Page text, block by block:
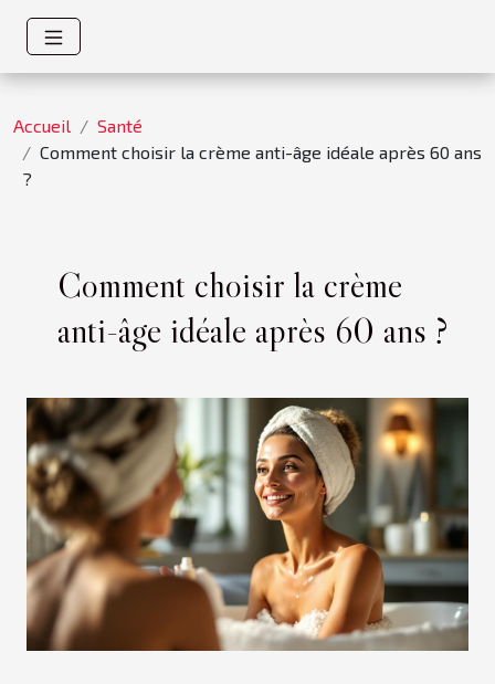
Accueil
Santé
Comment choisir la crème anti-âge idéale après 60 ans
?
Comment choisir la crème
anti-âge idéale après 60 ans ?